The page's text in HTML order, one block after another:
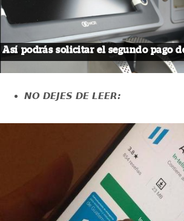
Así podrás solicitar el segundo pago
NO DEJES DE LEER: